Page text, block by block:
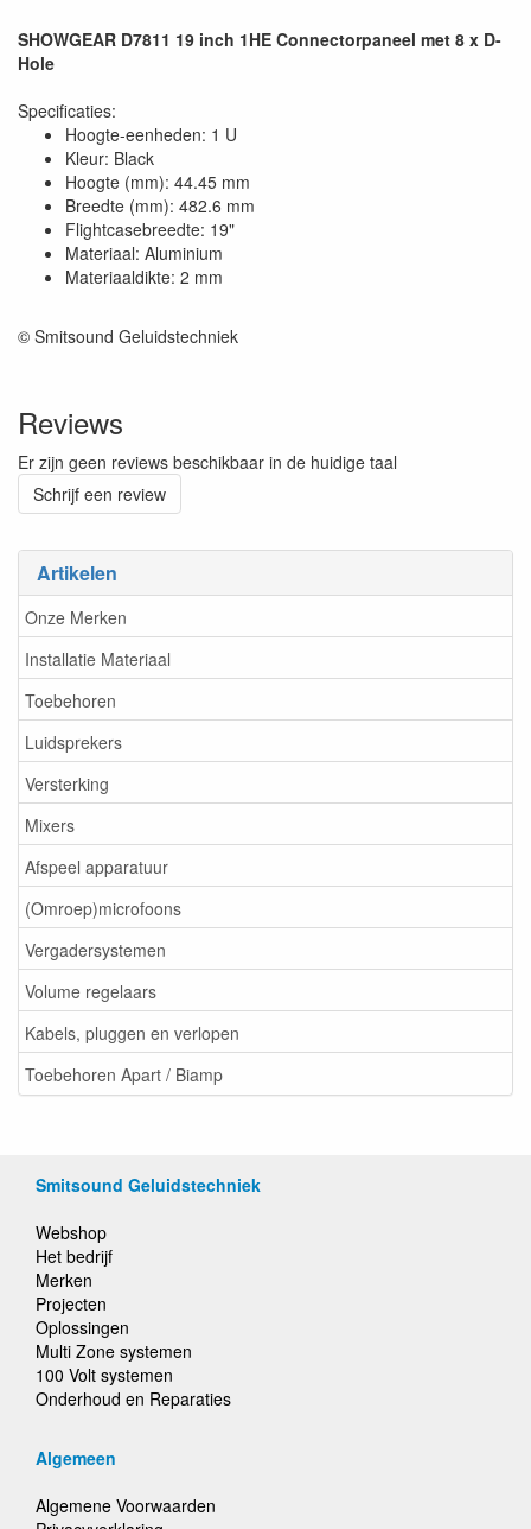
Artikelen
Onze Merken
Installatie Materiaal
Toebehoren
Luidsprekers
Versterking
Mixers
Afspeel apparatuur
(Omroep)microfoons
Vergadersystemen
Volume regelaars
Kabels, pluggen en verlopen
Toebehoren Apart / Biamp
SHOWGEAR D7811 19 inch 1HE Connectorpaneel met 8 x D-
Hole
Specificaties:
Hoogte-eenheden: 1 U
Kleur: Black
Hoogte (mm): 44.45 mm
Breedte (mm): 482.6 mm
Flightcasebreedte: 19"
Materiaal: Aluminium
Materiaaldikte: 2 mm
© Smitsound Geluidstechniek
Reviews
Er zijn geen reviews beschikbaar in de huidige taal
Schrijf een review
Smitsound Geluidstechniek
Webshop
Het bedrijf
Merken
Projecten
Oplossingen
Multi Zone systemen
100 Volt systemen
Onderhoud en Reparaties
Algemeen
Algemene Voorwaarden